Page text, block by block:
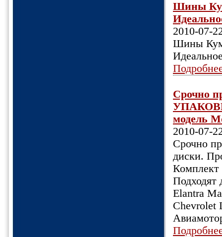
Шины
2010-07-
Шины
Срочно
модель
2010-07-
Срочно
диски.
Комплект
Подходят
Elantra
Chevrolet